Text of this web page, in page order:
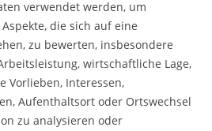
verwendet werden, um
die sich auf eine
zu bewerten, insbesondere
wirtschaftliche Lage,
Vorlieben, Interessen,
Aufenthaltsort oder Ortswechsel
zu analysieren oder